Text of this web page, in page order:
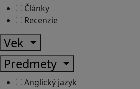
Články
Recenzie
Vek
Predmety
Anglický jazyk